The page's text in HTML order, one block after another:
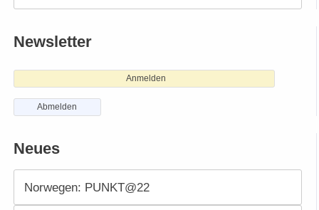
Newsletter
Anmelden
Abmelden
Neues
Norwegen: PUNKT@22